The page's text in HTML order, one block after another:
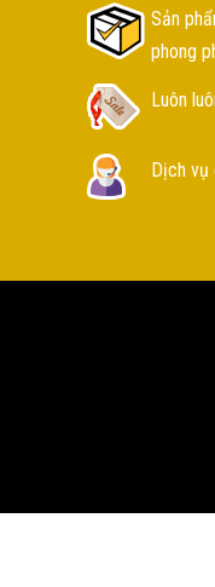
Sản
phong
Luôn
Dịch vụ